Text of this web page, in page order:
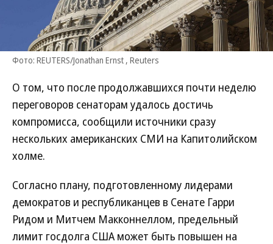
Фото: REUTERS/Jonathan Ernst , Reuters
О том, что после продолжавшихся почти неделю
переговоров сенаторам удалось достичь
компромисса, сообщили источники сразу
нескольких американских СМИ на Капитолийском
холме.
Согласно плану, подготовленному лидерами
демократов и республиканцев в Сенате Гарри
Ридом и Митчем Макконнеллом, предельный
лимит госдолга США может быть повышен на